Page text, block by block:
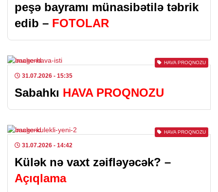
peşə bayramı münasibətilə təbrik
edib – FOTOLAR
HAVA PROQNOZU
31.07.2026 - 15:35
Sabahkı HAVA PROQNOZU
HAVA PROQNOZU
31.07.2026 - 14:42
Külək nə vaxt zəifləyəcək? –
Açıqlama